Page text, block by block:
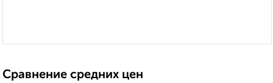
Сравнение средних цен